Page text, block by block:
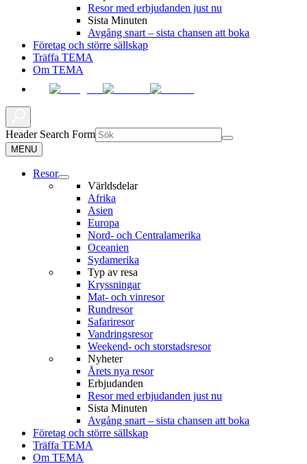
Resor med erbjudanden just nu
Sista Minuten
Avgång snart – sista chansen att boka
Företag och större sällskap
Träffa TEMA
Om TEMA
Header Search Form
MENU
Resor
Världsdelar
Afrika
Asien
Europa
Nord- och Centralamerika
Oceanien
Sydamerika
Typ av resa
Kryssningar
Mat- och vinresor
Rundresor
Safariresor
Vandringsresor
Weekend- och storstadsresor
Nyheter
Årets nya resor
Erbjudanden
Resor med erbjudanden just nu
Sista Minuten
Avgång snart – sista chansen att boka
Företag och större sällskap
Träffa TEMA
Om TEMA